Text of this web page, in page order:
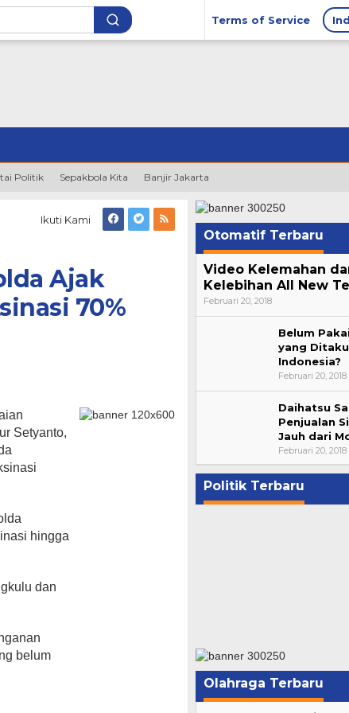
Terms of Service
Politik Sepakbola Kita Banjir Jakarta
Ikuti Kami
Ajak
70%
Setyanto,
hingga
dan
belum
Otomatif Terbaru
Video Kelemahan
Kelebihan All New
Februari 20, 2018
Belum
yang
Indonesia?
Februari 20, 2018
Daihatsu
Penjualan
Jauh dari
Februari 20, 2018
Politik Terbaru
Ahmad Hijazi, Hadiri
Hasil Penetapan
Bupati dan Wabup Te…
POLITIK, REJANG
Suharto Dipercaya
Pengawas PP PBSI
Di NASIONAL, POLITIK
Olahraga Terbaru